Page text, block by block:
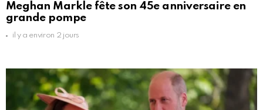
Meghan Markle fête son 45e anniversaire en
grande pompe
il y a environ 2 jours